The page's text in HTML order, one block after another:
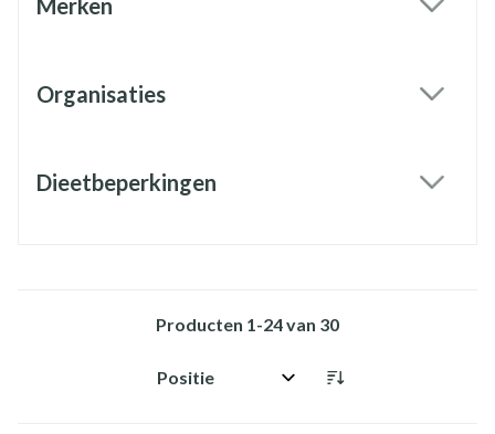
Merken
Organisaties
Dieetbeperkingen
Producten 1-24van 30
Sorteer op: